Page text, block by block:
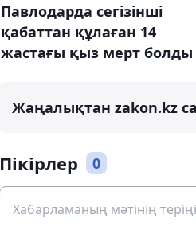
Павлодарда сегізінші
қабаттан құлаған 14
жастағы қыз мерт болды
Жаңалықтан zakon.kz
Пікірлер 0